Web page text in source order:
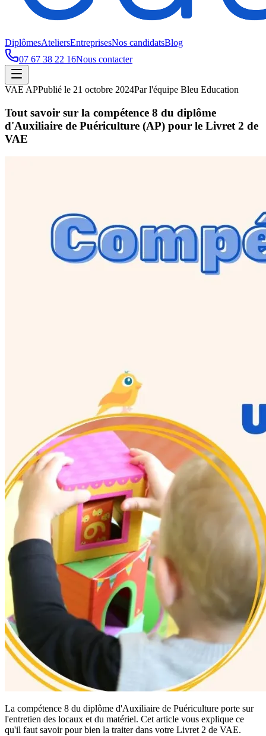
DiplômesAteliersEntreprisesNos candidatsBlog
07 67 38 22 16Nous contacter
VAE APPublié le 21 octobre 2024Parl'équipe Bleu Education
Tout savoir sur la compétence 8 du diplôme
d'Auxiliaire de Puériculture (AP) pour le Livret 2 de
VAE
La compétence 8 du diplôme d'Auxiliaire de Puériculture porte sur
l'entretien des locaux et du matériel. Cet article vous explique ce
qu'il faut savoir pour bien la traiter dans votre Livret 2 de VAE.